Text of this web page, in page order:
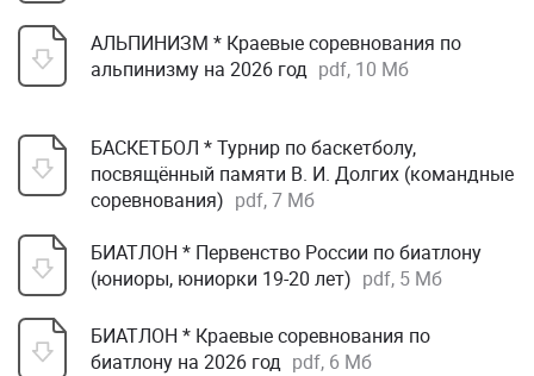
АЛЬПИНИЗМ * Краевые соревнования по
альпинизму на 2026 год pdf, 10 Мб
БАСКЕТБОЛ * Турнир по баскетболу,
посвящённый памяти В. И. Долгих (командные
соревнования) pdf, 7 Мб
БИАТЛОН * Первенство России по биатлону
(юниоры, юниорки 19-20 лет) pdf, 5 Мб
БИАТЛОН * Краевые соревнования по
биатлону на 2026 год pdf, 6 Мб